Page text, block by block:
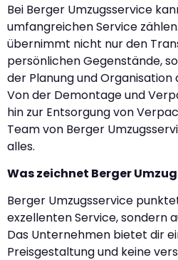
Bei Berger Umzugsservice
umfangreichen Service
übernimmt nicht nur den
persönlichen Gegenstände,
der Planung und Organisation
Von der Demontage und
hin zur Entsorgung von
Team von Berger
alles.
Was zeichnet Berger
Berger Umzugsservice
exzellenten Service, sondern
Das Unternehmen bietet dir
Preisgestaltung und keine